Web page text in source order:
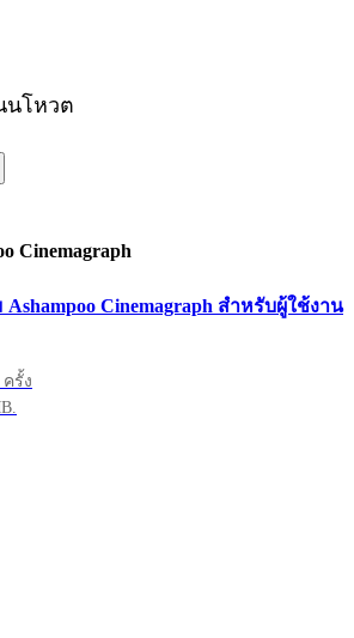
นโหวต
Cinemagraph
Cinemagraph สำหรับผู้ใช้งาน
รั้ง